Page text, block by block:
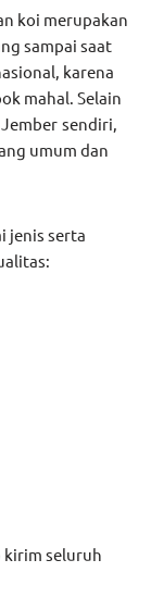
koi merupakan
sampai saat
karena
mahal. Selain
sendiri,
umum dan
jenis serta
kirim seluruh